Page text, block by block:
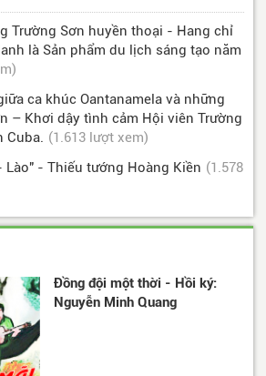
Trường Sơn huyền thoại - Hang chỉ
là Sản phẩm du lịch sáng tạo năm
ca khúc Oantanamela và những
– Khơi dậy tình cảm Hội viên Trường
Cuba. (1.613 lượt xem)
Lào" - Thiếu tướng Hoàng Kiền (1.578
Đồng đội một thời - Hồi ký:
Nguyễn Minh Quang